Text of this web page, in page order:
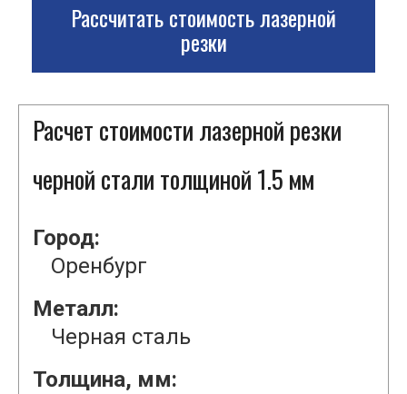
Рассчитать стоимость лазерной
резки
Расчет стоимости лазерной резки
черной стали толщиной 1.5 мм
Город:
Оренбург
Металл:
Черная сталь
Толщина, мм: